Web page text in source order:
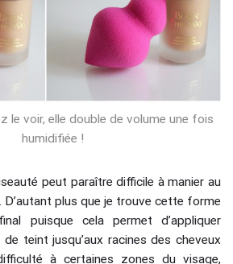
le voir, elle double de volume une fois
humidifiée !
peut paraître difficile à manier au
D’autant plus que je trouve cette forme
puisque cela permet d’appliquer
teint jusqu’aux racines des cheveux
à certaines zones du visage,